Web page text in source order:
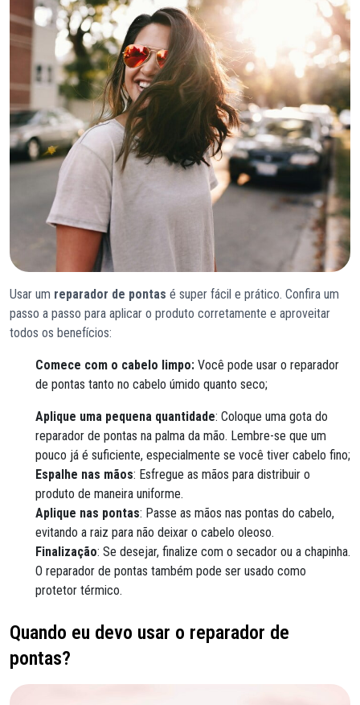
Usar um reparador de pontas é super fácil e prático. Confira um
passo a passo para aplicar o produto corretamente e aproveitar
todos os benefícios:
Comece com o cabelo limpo: Você pode usar o reparador
de pontas tanto no cabelo úmido quanto seco;
Aplique uma pequena quantidade: Coloque uma gota do
reparador de pontas na palma da mão. Lembre-se que um
pouco já é suficiente, especialmente se você tiver cabelo fino;
Espalhe nas mãos: Esfregue as mãos para distribuir o
produto de maneira uniforme.
Aplique nas pontas: Passe as mãos nas pontas do cabelo,
evitando a raiz para não deixar o cabelo oleoso.
Finalização: Se desejar, finalize com o secador ou a chapinha.
O reparador de pontas também pode ser usado como
protetor térmico.
Quando eu devo usar o reparador de
pontas?